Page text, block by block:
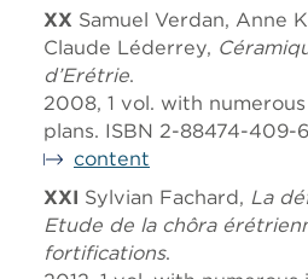
XX Samuel Verdan, Anne
Claude Léderrey,
d’Erétrie.
2008, 1 vol. with
plans. ISBN 2-88474-409-6
content
XXI Sylvian Fachard, La
Etude de la chôra
fortifications.